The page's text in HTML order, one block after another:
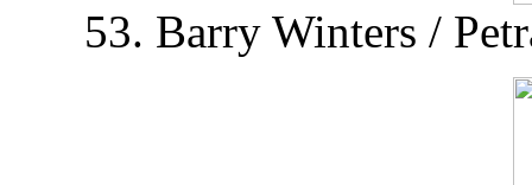
53. Barry Winters /